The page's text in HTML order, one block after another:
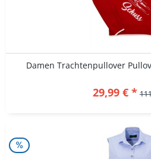
Damen Trachtenpullover
29,99 € *